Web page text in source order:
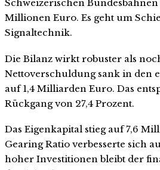
Schweizerischen
Millionen Euro. Es geht um
Signaltechnik.
Die Bilanz wirkt robuster als
Nettoverschuldung sank in den
auf 1,4 Milliarden Euro. Das
Rückgang von 27,4 Prozent.
Das Eigenkapital stieg auf 7,6
Gearing Ratio verbesserte sich
hoher Investitionen bleibt der